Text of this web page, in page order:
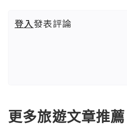
登入發表評論
更多旅遊文章推薦